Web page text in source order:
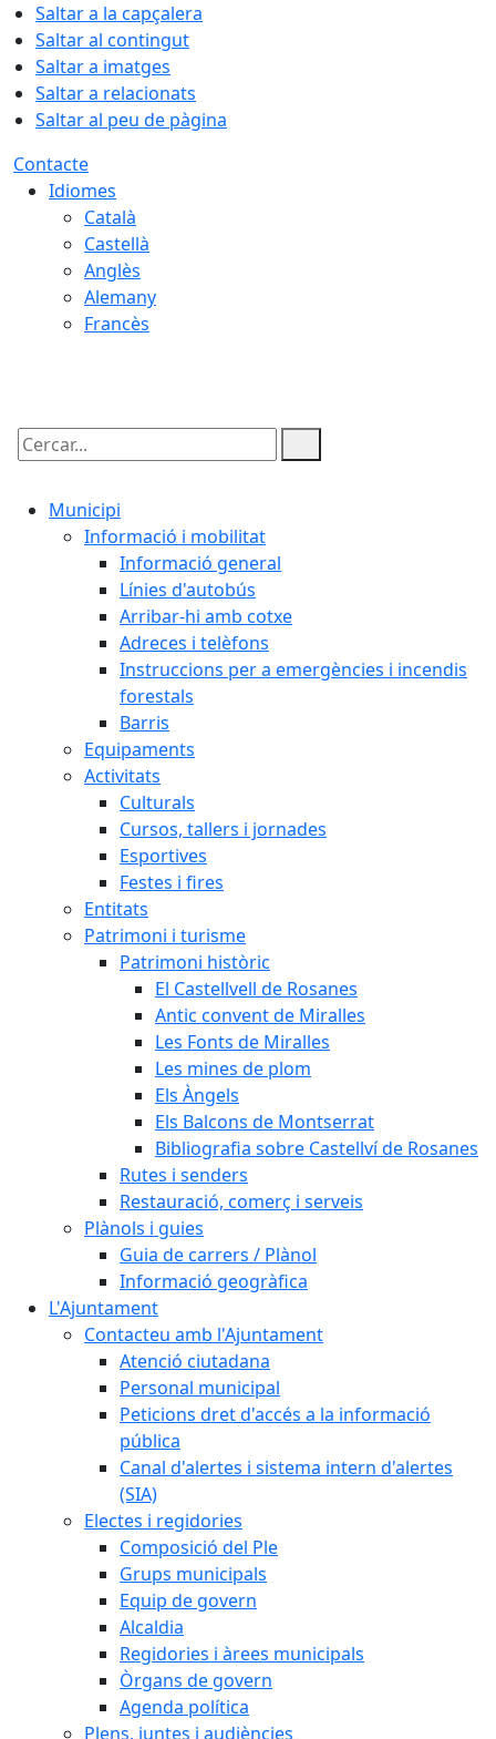
Saltar a la capçalera
Saltar al contingut
Saltar a imatges
Saltar a relacionats
Saltar al peu de pàgina
Contacte
Idiomes
Català
Castellà
Anglès
Alemany
Francès
Cercar:
Municipi
Informació i mobilitat
Informació general
Línies d'autobús
Arribar-hi amb cotxe
Adreces i telèfons
Instruccions per a emergències i incendis
forestals
Barris
Equipaments
Activitats
Culturals
Cursos, tallers i jornades
Esportives
Festes i fires
Entitats
Patrimoni i turisme
Patrimoni històric
El Castellvell de Rosanes
Antic convent de Miralles
Les Fonts de Miralles
Les mines de plom
Els Àngels
Els Balcons de Montserrat
Bibliografia sobre Castellví de Rosanes
Rutes i senders
Restauració, comerç i serveis
Plànols i guies
Guia de carrers / Plànol
Informació geogràfica
L'Ajuntament
Contacteu amb l'Ajuntament
Atenció ciutadana
Personal municipal
Peticions dret d'accés a la informació
pública
Canal d'alertes i sistema intern d'alertes
(SIA)
Electes i regidories
Composició del Ple
Grups municipals
Equip de govern
Alcaldia
Regidories i àrees municipals
Òrgans de govern
Agenda política
Plens, juntes i audiències